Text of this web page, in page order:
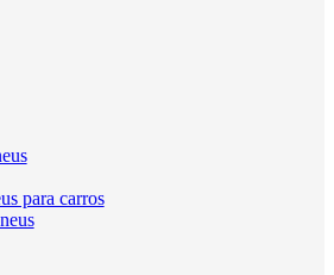
para carros